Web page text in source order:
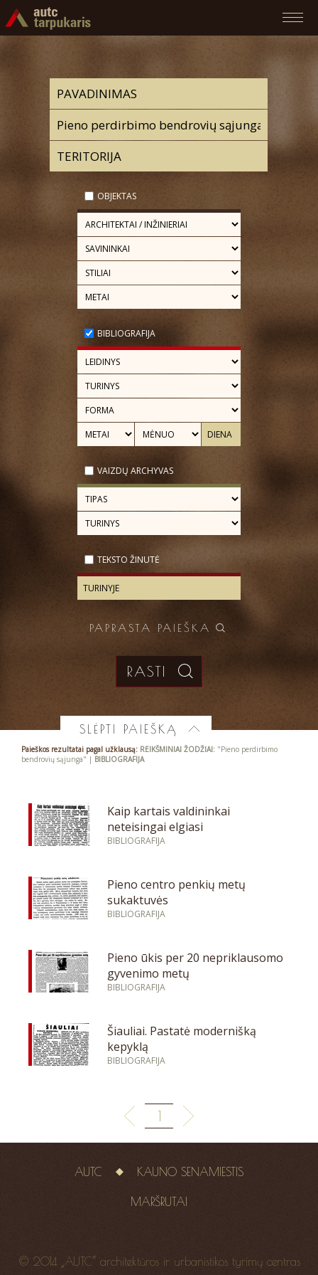
OBJEKTAS
BIBLIOGRAFIJA
VAIZDŲ ARCHYVAS
TEKSTO ŽINUTĖ
PAPRASTA PAIEŠKA
SLĖPTI PAIEŠKĄ
Paieškos rezultatai pagal užklausą: REIKŠMINIAI ŽODŽIAI: "Pieno perdirbimo
bendrovių sąjunga" | BIBLIOGRAFIJA
Kaip kartais valdininkai
neteisingai elgiasi
BIBLIOGRAFIJA
Pieno centro penkių metų
sukaktuvės
BIBLIOGRAFIJA
Pieno ūkis per 20 nepriklausomo
gyvenimo metų
BIBLIOGRAFIJA
Šiauliai. Pastatė modernišką
kepyklą
BIBLIOGRAFIJA
1
AUTC KAUNO SENAMIESTIS
MARŠRUTAI
© 2014 „AUTC“ architektūros ir urbanistikos tyrimų centras